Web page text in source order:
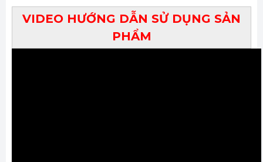
VIDEO HƯỚNG DẪN SỬ DỤNG SẢN
PHẨM